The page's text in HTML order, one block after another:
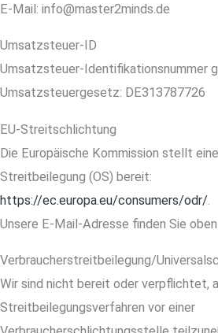
E-Mail: info@master2minds.de
Umsatzsteuer-ID
Umsatzsteuer-Identifikationsnummer
Umsatzsteuergesetz: DE313787726
EU-Streitschlichtung
Die Europäische Kommission stellt
Streitbeilegung (OS) bereit:
https://ec.europa.eu/consumers/odr/
Unsere E-Mail-Adresse finden Sie oben
Verbraucherstreitbeilegung/
Wir sind nicht bereit oder verpflichtet,
Streitbeilegungsverfahren vor einer